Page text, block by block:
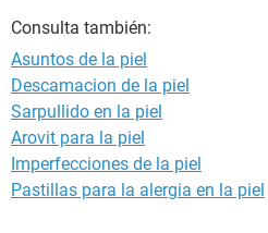
Consulta también:
Asuntos de la piel
Descamacion de la piel
Sarpullido en la piel
Arovit para la piel
Imperfecciones de la piel
Pastillas para la alergia en la piel